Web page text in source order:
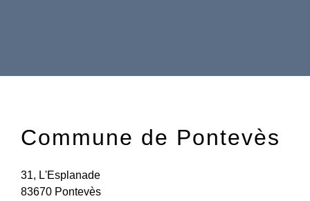
Commune de Pontevès
31, L'Esplanade
83670 Pontevès